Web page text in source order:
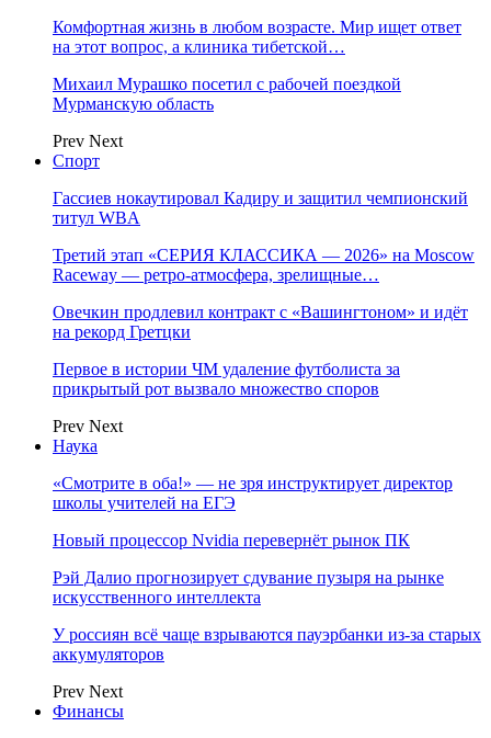
Комфортная жизнь в любом возрасте. Мир ищет ответ
на этот вопрос, а клиника тибетской…
Михаил Мурашко посетил с рабочей поездкой
Мурманскую область
Prev Next
Спорт
Гассиев нокаутировал Кадиру и защитил чемпионский
титул WBA
Третий этап «СЕРИЯ КЛАССИКА — 2026» на Moscow
Raceway — ретро‑атмосфера, зрелищные…
Овечкин продлевил контракт с «Вашингтоном» и идёт
на рекорд Гретцки
Первое в истории ЧМ удаление футболиста за
прикрытый рот вызвало множество споров
Prev Next
Наука
«Смотрите в оба!» — не зря инструктирует директор
школы учителей на ЕГЭ
Новый процессор Nvidia перевернёт рынок ПК
Рэй Далио прогнозирует сдувание пузыря на рынке
искусственного интеллекта
У россиян всё чаще взрываются пауэрбанки из-за старых
аккумуляторов
Prev Next
Финансы